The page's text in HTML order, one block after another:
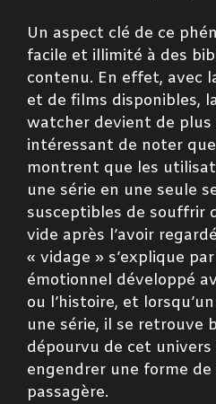
Un aspect clé de ce
facile et illimité à des
contenu. En effet, avec
et de films disponibles,
watcher devient de
intéressant de noter
montrent que les
une série en une seule
susceptibles de souffrir
vide après l’avoir
« vidage » s’explique
émotionnel développé
ou l’histoire, et
une série, il se retrouve
dépourvu de cet
engendrer une forme de
passagère.